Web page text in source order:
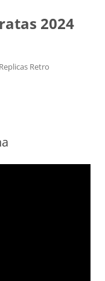
2024
Retro